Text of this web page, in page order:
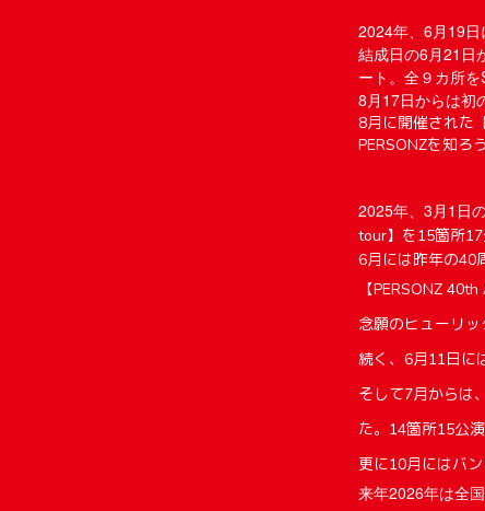
2024年、6月19日
結成日の6月21日
ート。全９カ所を
8月17日からは初
8月に開催された
PERSONZを知ろ
2025年、3月1日
tour】を15箇所17
6月には昨年の40
【PERSONZ
念願のヒューリッ
続く、6月11日に
そして7月からは
た。14箇所15公演
更に10月にはバ
来年2026年は全